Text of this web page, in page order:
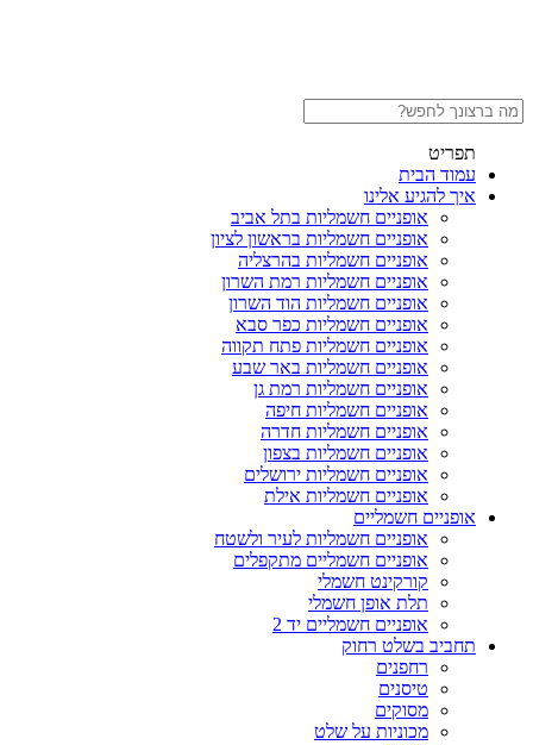
תפריט
עמוד הבית
איך להגיע אלינו
אופניים חשמליות בתל אביב
אופניים חשמליות בראשון לציון
אופניים חשמליות בהרצליה
אופניים חשמליות רמת השרון
אופניים חשמליות הוד השרון
אופניים חשמליות כפר סבא
אופניים חשמליות פתח תקווה
אופניים חשמליות באר שבע
אופניים חשמליות רמת גן
אופניים חשמליות חיפה
אופניים חשמליות חדרה
אופניים חשמליות בצפון
אופניים חשמליות ירושלים
אופניים חשמליות אילת
אופניים חשמליים
אופניים חשמליות לעיר ולשטח
אופניים חשמליים מתקפלים
קורקינט חשמלי
תלת אופן חשמלי
אופניים חשמליים יד 2
תחביב בשלט רחוק
רחפנים
טיסנים
מסוקים
מכוניות על שלט